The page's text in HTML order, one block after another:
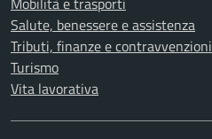
Salute, benessere e assistenza
Tributi, finanze e contravvenzioni
Turismo
Vita lavorativa